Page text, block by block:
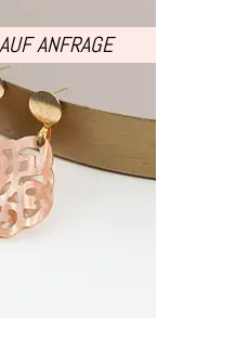
AUF ANFRAGE